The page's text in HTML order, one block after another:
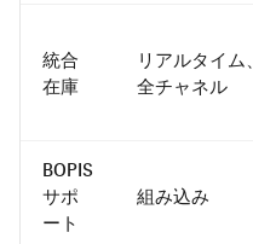
統合
在庫
リアルタイム、
全チャネル
BOPIS
サポ
ート
組み込み